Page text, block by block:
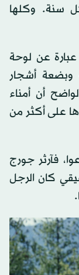
سنة. وكلها
عن لوحة
وبضعة أشجار
أن أمناء
على أكثر من
فآرثر جورج
كان الرجل